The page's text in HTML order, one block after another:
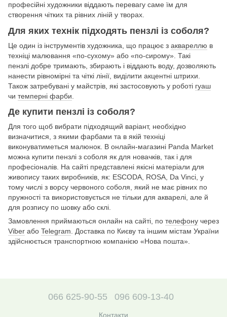
професійні художники віддають перевагу саме їм для
створення чітких та рівних ліній у творах.
Для яких технік підходять пензлі із соболя?
Це один із інструментів художника, що працює з аквареллю в
техніці малювання «по-сухому» або «по-сирому». Такі
пензлі добре тримають, збирають і віддають воду, дозволяють
нанести рівномірні та чіткі лінії, виділити акцентні штрихи.
Також затребувані у майстрів, які застосовують у роботі гуаш
чи темперні фарби
Де купити пензлі із соболя?
Для того щоб вибрати підходящий варіант, необхідно
визначитися, з якими фарбами та в якій техніці
виконуватиметься малюнок. В онлайн-магазині Panda Market
можна купити пензлі з соболя як для новачків, так і для
професіоналів. На сайті представлені якісні матеріали для
живопису таких виробників, як: ESCODA, ROSA, Da Vinci, у
тому числі з ворсу червоного соболя, який не має рівних по
пружності та використовується не тільки для акварелі, але й
для розпису по шовку або склі.
Замовлення приймаються онлайн на сайті, по телефону через
Viber або Telegram. Доставка по Києву та іншим містам України
здійснюється транспортною компанією «Нова пошта».
066 625-90-55 096 609-13-40
Контакти